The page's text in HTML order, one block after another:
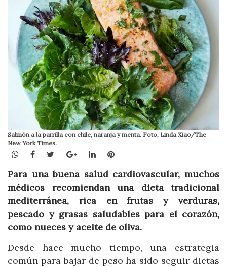
Salmón a la parrilla con chile, naranja y menta. Foto, Linda Xiao/The
New York Times.
WhatsApp
Facebook
TwitterGoogle+LinkedInPinterest
Para una buena salud cardiovascular, muchos
médicos recomiendan una dieta tradicional
mediterránea, rica en frutas y verduras,
pescado y grasas saludables para el corazón,
como nueces y aceite de oliva.
Desde hace mucho tiempo, una estrategia
común para bajar de peso ha sido seguir dietas